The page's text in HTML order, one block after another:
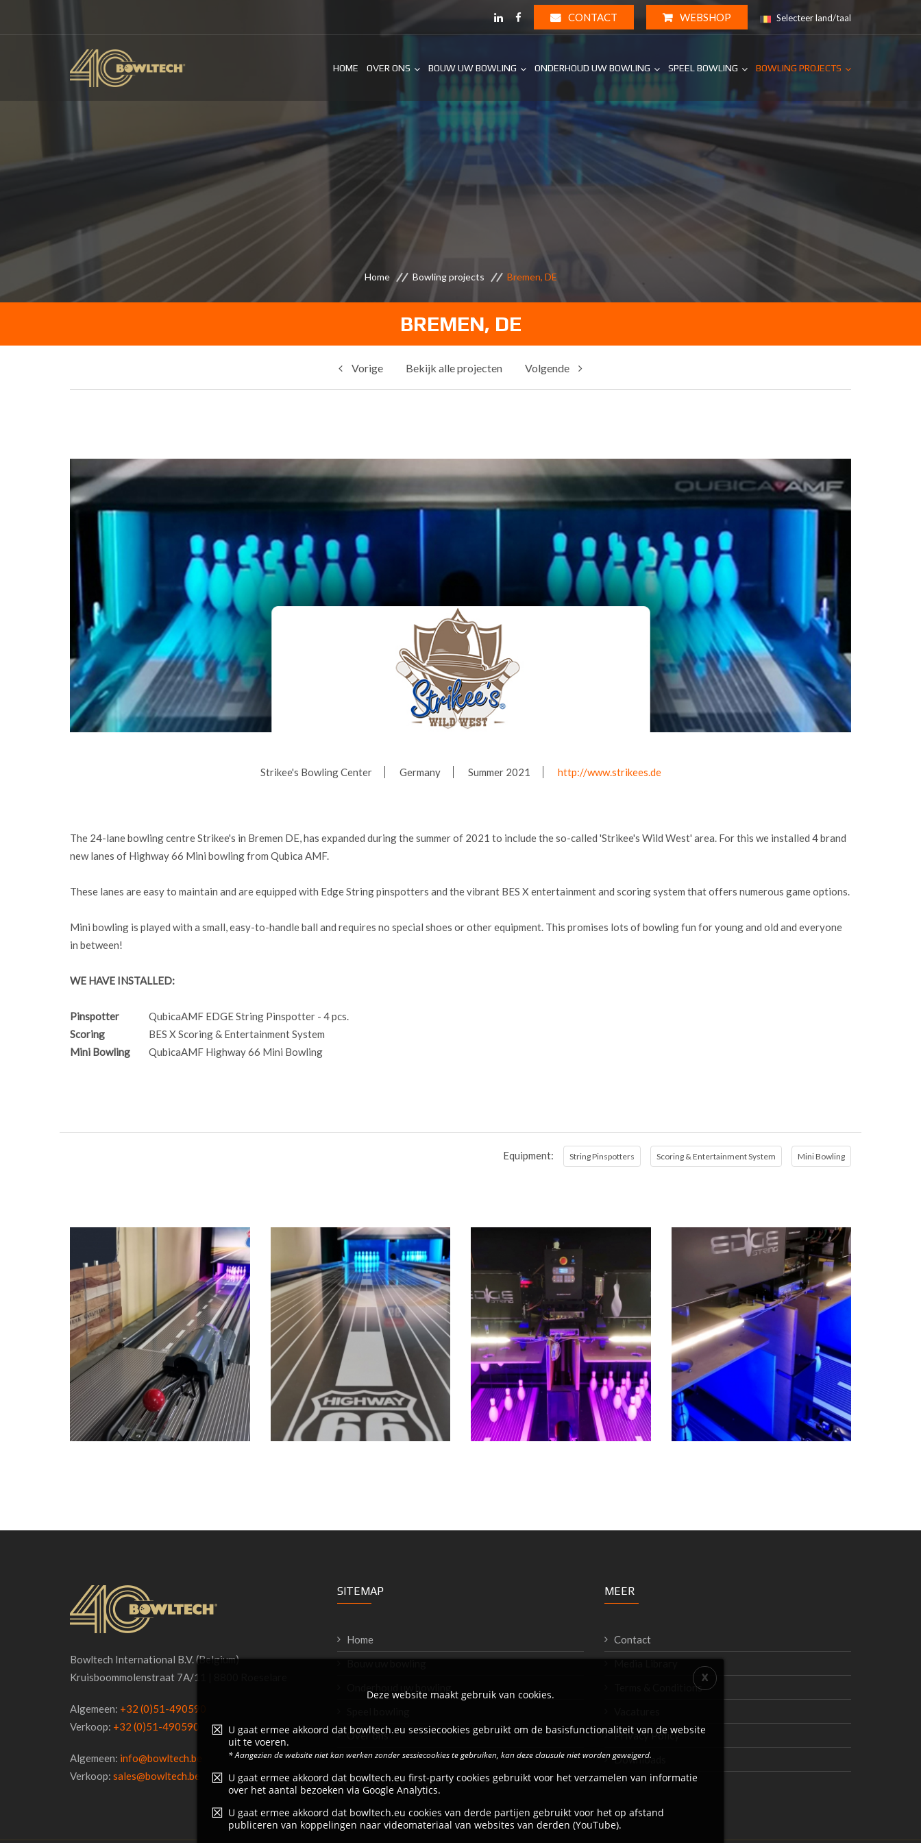
CONTACT WEBSHOP Selecteer land/taal
HOME OVER ONS BOUW UW BOWLING ONDERHOUD UW BOWLING SPEEL BOWLING BOWLING PROJECTS
Home Bowling projects Bremen, DE
BREMEN, DE
Vorige Bekijk alle projecten Volgende
Strikee's Bowling Center Germany Summer 2021 http://www.strikees.de
The 24-lane bowling centre Strikee's in Bremen DE, has expanded during the summer of 2021 to include the so-called 'Strikee's Wild West' area. For this we installed 4 brand
new lanes of Highway 66 Mini bowling from Qubica AMF.
These lanes are easy to maintain and are equipped with Edge String pinspotters and the vibrant BES X entertainment and scoring system that offers numerous game options.
Mini bowling is played with a small, easy-to-handle ball and requires no special shoes or other equipment. This promises lots of bowling fun for young and old and everyone
in between!
WE HAVE INSTALLED:
Pinspotter
QubicaAMF EDGE String Pinspotter - 4 pcs.
Scoring
BES X Scoring & Entertainment System
Mini Bowling
QubicaAMF Highway 66 Mini Bowling
Equipment: String Pinspotters Scoring & Entertainment System Mini Bowling
Bowltech International B.V. (Belgium)
Kruisboommolenstraat 7A/11 | 8800 Roeselare
Algemeen: +32 (0)51-490590
Verkoop: +32 (0)51-490590
Algemeen: info@bowltech.be
Verkoop: sales@bowltech.be
SITEMAP
Home
Over ons
MEER
Contact
Terms & Conditions
Privacy Policy
Downloads
Deze website maakt gebruik van cookies.
U gaat ermee akkoord dat bowltech.eu sessiecookies gebruikt om de basisfunctionaliteit van de website
uit te voeren.
* Aangezien de website niet kan werken zonder sessiecookies te gebruiken, kan deze clausule niet worden geweigerd.
U gaat ermee akkoord dat bowltech.eu first-party cookies gebruikt voor het verzamelen van informatie
over het aantal bezoeken via Google Analytics.
U gaat ermee akkoord dat bowltech.eu cookies van derde partijen gebruikt voor het op afstand
publiceren van koppelingen naar videomateriaal van websites van derden (YouTube).